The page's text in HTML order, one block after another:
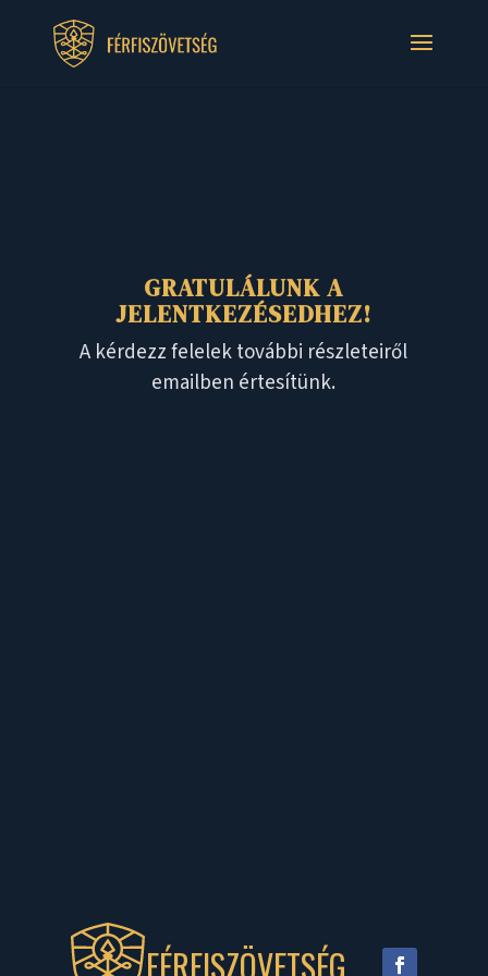
GRATULÁLUNK A
JELENTKEZÉSEDHEZ!
A kérdezz felelek további részleteiről
emailben értesítünk.
FÉRFISZÖVETSÉG